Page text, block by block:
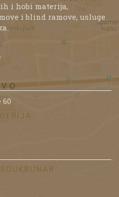
i hobi materija,
i blind ramove, usluge